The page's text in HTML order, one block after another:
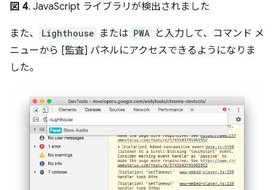
図 4. JavaScript ライブラリが検出されました
また、 Lighthouse または PWA と入力して、コマンド メ
ニューから [監査] パネルにアクセスできるようになりま
した。